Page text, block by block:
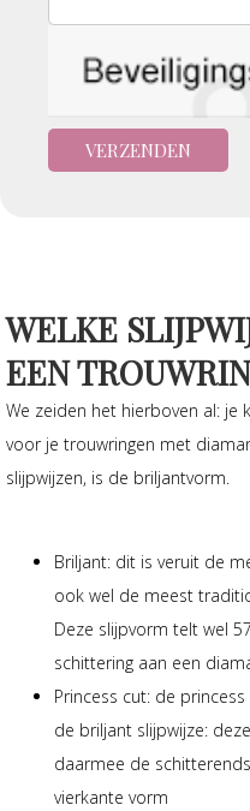
WELKE
EEN
We zeiden het hierboven al: je
voor je trouwringen met
slijpwijzen, is de briljantvorm.
Briljant: dit is veruit de
ook wel de meest
Deze slijpvorm telt wel
schittering aan een
Princess cut: de
de briljant slijpwijze:
daarmee de
vierkante vorm